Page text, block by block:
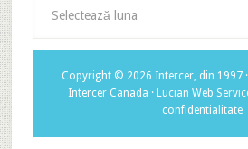
Copyright © 2026 Intercer, din 1997 ·
Intercer Canada · Lucian Web
confidentialitate